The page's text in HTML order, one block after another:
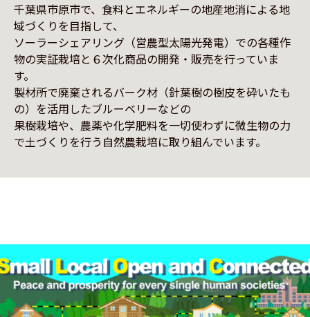
千葉県市原市で、食料とエネルギーの地産地消による地
域づくりを目指して、
ソーラーシェアリング（営農型太陽光発電）での各種作
物の実証栽培と６次化商品の開発・販売を行っていま
す。
製材所で廃棄されるバーク材（針葉樹の樹皮を砕いたも
の）を活用したブルーベリーなどの
果樹栽培や、農薬や化学肥料を一切使わずに微生物の力
で土づくりを行う自然農栽培に取り組んでいます。